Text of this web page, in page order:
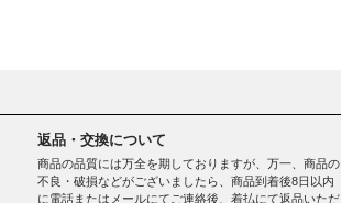
返品・交換について
商品の品質には万全を期しておりますが、万一、商品の
不良・破損などがございましたら、商品到着後8日以内
に電話またはメールにてご連絡後、着払にて返品いただ